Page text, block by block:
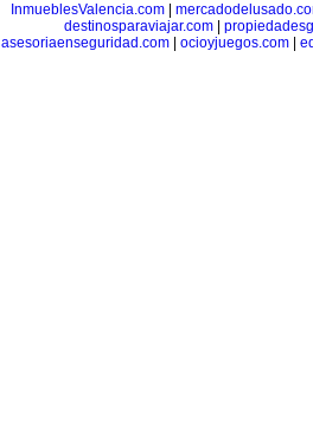
InmueblesValencia.com|
destinosparaviajar.com
asesoriaenseguridad.com
ocioyjuegos.com